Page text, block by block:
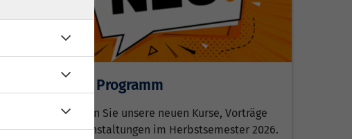
Neu im Programm
Entdecken Sie unsere neuen Kurse, Vorträge
und Veranstaltungen im Herbstsemester 2026.